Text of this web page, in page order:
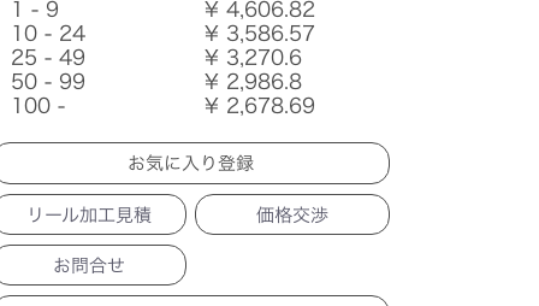
1 - 9
¥ 4,606.82
10 - 24
¥ 3,586.57
25 - 49
¥ 3,270.6
50 - 99
¥ 2,986.8
100 -
¥ 2,678.69
リール加工見積 価格交渉
お問合せ